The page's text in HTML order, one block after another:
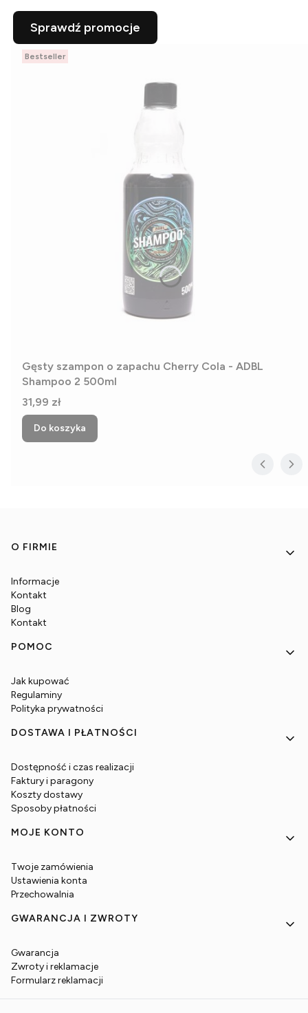
Sprawdź promocje
Bestseller
Gęsty szampon o zapachu Cherry Cola - ADBL
Shampoo 2 500ml
Cena
31,99 zł
Do koszyka
Linki w stopce
O FIRMIE
Informacje
Kontakt
Blog
Kontakt
POMOC
Jak kupować
Regulaminy
Polityka prywatności
DOSTAWA I PŁATNOŚCI
Dostępność i czas realizacji
Faktury i paragony
Koszty dostawy
Sposoby płatności
MOJE KONTO
Twoje zamówienia
Ustawienia konta
Przechowalnia
GWARANCJA I ZWROTY
Gwarancja
Zwroty i reklamacje
Formularz reklamacji